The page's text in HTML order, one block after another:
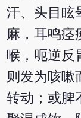
汗、头目眩
麻，耳鸣痉
喉，呃逆反
则发为咳嗽
转动；或脾